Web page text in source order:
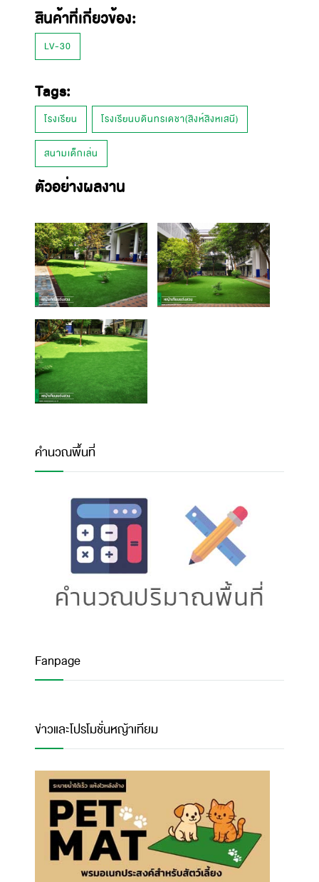
สินค้าที่เกี่ยวข้อง:
LV-30
Tags:
โรงเรียน โรงเรียนบดินทรเดชา(สิงห์สิงหเสนี)
สนามเด็กเล่น
ตัวอย่างผลงาน
คำนวณพื้นที่
Fanpage
ข่าวและโปรโมชั่นหญ้าเทียม